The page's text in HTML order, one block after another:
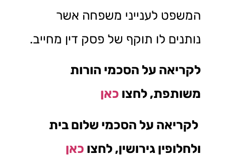
המשפט לענייני משפחה אשר
נותנים לו תוקף של פסק דין מחייב.
לקריאה על הסכמי הורות
משותפת, לחצו כאן
לקריאה על הסכמי שלום בית
ולחלופין גירושין, לחצו כאן